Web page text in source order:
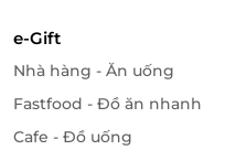
e-Gift
Nhà hàng - Ăn uống
Fastfood - Đồ ăn nhanh
Cafe - Đồ uống